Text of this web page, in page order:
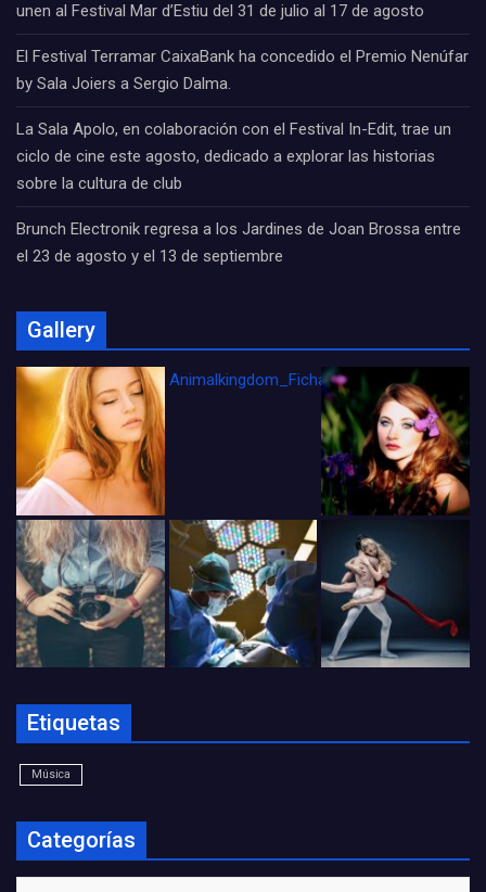
unen al Festival Mar d’Estiu del 31 de julio al 17 de agosto
El Festival Terramar CaixaBank ha concedido el Premio Nenúfar
by Sala Joiers a Sergio Dalma.
La Sala Apolo, en colaboración con el Festival In-Edit, trae un
ciclo de cine este agosto, dedicado a explorar las historias
sobre la cultura de club
Brunch Electronik regresa a los Jardines de Joan Brossa entre
el 23 de agosto y el 13 de septiembre
Gallery
Animalkingdom_FichaCine
Etiquetas
Música
Categorías